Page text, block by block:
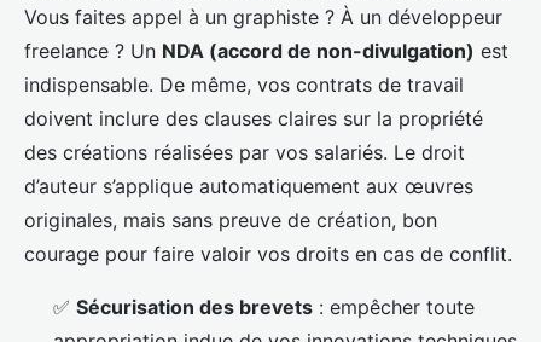
Vous faites appel à un graphiste ? À un développeur
freelance ? Un NDA (accord de non-divulgation) est
indispensable. De même, vos contrats de travail
doivent inclure des clauses claires sur la propriété
des créations réalisées par vos salariés. Le droit
d’auteur s’applique automatiquement aux œuvres
originales, mais sans preuve de création, bon
courage pour faire valoir vos droits en cas de conflit.
✅ Sécurisation des brevets : empêcher toute